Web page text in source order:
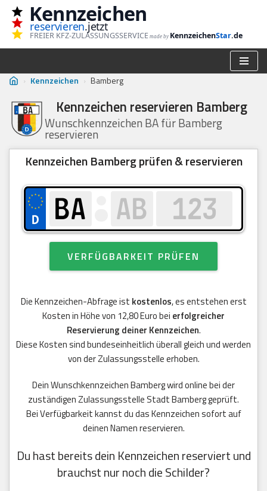
Zum
Inhalt
Kennzeichen
reservieren.jetzt
FREIER KFZ-ZULASSUNGSSERVICE made by KennzeichenStar.de
› Kennzeichen › Bamberg
Kennzeichen reservieren Bamberg
Wunschkennzeichen BA für Bamberg
reservieren
Kennzeichen Bamberg prüfen & reservieren
VERFÜGBARKEIT PRÜFEN
Die Kennzeichen-Abfrage ist kostenlos, es entstehen erst
Kosten in Höhe von 12,80 Euro bei erfolgreicher
Reservierung deiner Kennzeichen.
Diese Kosten sind bundeseinheitlich überall gleich und werden
von der Zulassungsstelle erhoben.
Dein Wunschkennzeichen Bamberg wird online bei der
zuständigen Zulassungsstelle Stadt Bamberg geprüft.
Bei Verfügbarkeit kannst du das Kennzeichen sofort auf
deinen Namen reservieren.
Du hast bereits dein Kennzeichen reserviert und
brauchst nur noch die Schilder?